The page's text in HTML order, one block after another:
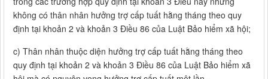
không có thân nhân hưởng trợ cấp tuất hằng tháng theo quy
định tại khoản 2 và khoản 3 Điều 86 của Luật Bảo hiểm xã hội;
c) Thân nhân thuộc diện hưởng trợ cấp tuất hằng tháng theo
quy định tại khoản 2 và khoản 3 Điều 86 của Luật Bảo hiểm xã